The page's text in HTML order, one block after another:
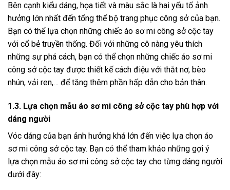
Bên cạnh kiểu dáng, họa tiết và màu sắc là hai yếu tố ảnh
hưởng lớn nhất đến tổng thể bộ trang phục công sở của bạn.
Bạn có thể lựa chọn những chiếc áo sơ mi công sở cộc tay
với cổ bẻ truyền thống. Đối với những cô nàng yêu thích
những sự phá cách, bạn có thể chọn những chiếc áo sơ mi
công sở cộc tay được thiết kế cách điệu với thắt nơ, bèo
nhún, vải ren,… để tăng thêm phần hấp dẫn cho bản thân.
1.3. Lựa chọn mẫu áo sơ mi công sở cộc tay phù hợp với
dáng người
Vóc dáng của bạn ảnh hưởng khá lớn đến việc lựa chọn áo
sơ mi công sở cộc tay. Bạn có thể tham khảo những gợi ý
lựa chọn mẫu áo sơ mi công sở cộc tay cho từng dáng người
dưới đây: